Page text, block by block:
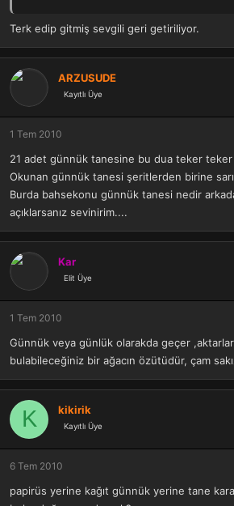
Terk edip gitmiş sevgili geri getiriliyor.
ARZUSUDE
Kayıtlı Üye
1 Tem 2010
21 adet günnük tanesine bu dua teker
Okunan günnük tanesi şeritlerden birine
Burda bahsekonu günnük tanesi nedir
açıklarsanız sevinirim....
Kar
Elit Üye
1 Tem 2010
Günnük veya günlük olarakda geçer
bulabileceğiniz bir ağacın özütüdür, çam
K kikirik
Kayıtlı Üye
6 Tem 2010
papirüs yerine kağıt günnük yerine tane